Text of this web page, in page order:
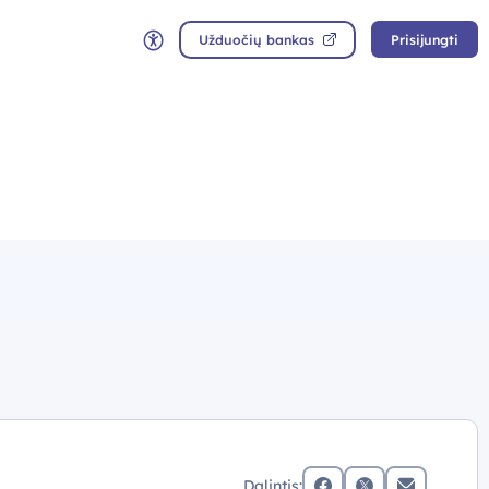
Neįgaliųjų rėžimas
Užduočių bankas Prisijungti